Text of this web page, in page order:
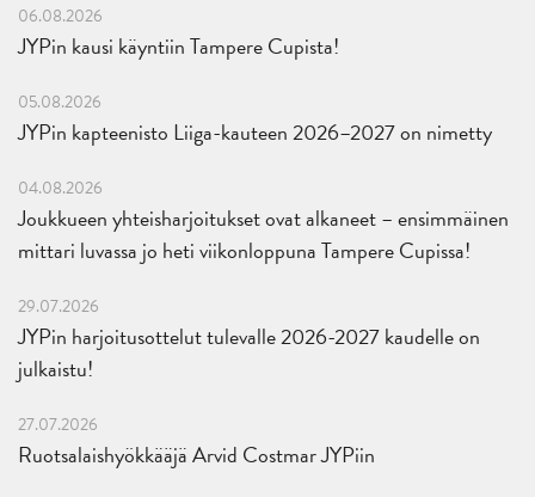
06.08.2026
JYPin kausi käyntiin Tampere Cupista!
05.08.2026
JYPin kapteenisto Liiga-kauteen 2026–2027 on nimetty
04.08.2026
Joukkueen yhteisharjoitukset ovat alkaneet – ensimmäinen
mittari luvassa jo heti viikonloppuna Tampere Cupissa!
29.07.2026
JYPin harjoitusottelut tulevalle 2026-2027 kaudelle on
julkaistu!
27.07.2026
Ruotsalaishyökkääjä Arvid Costmar JYPiin